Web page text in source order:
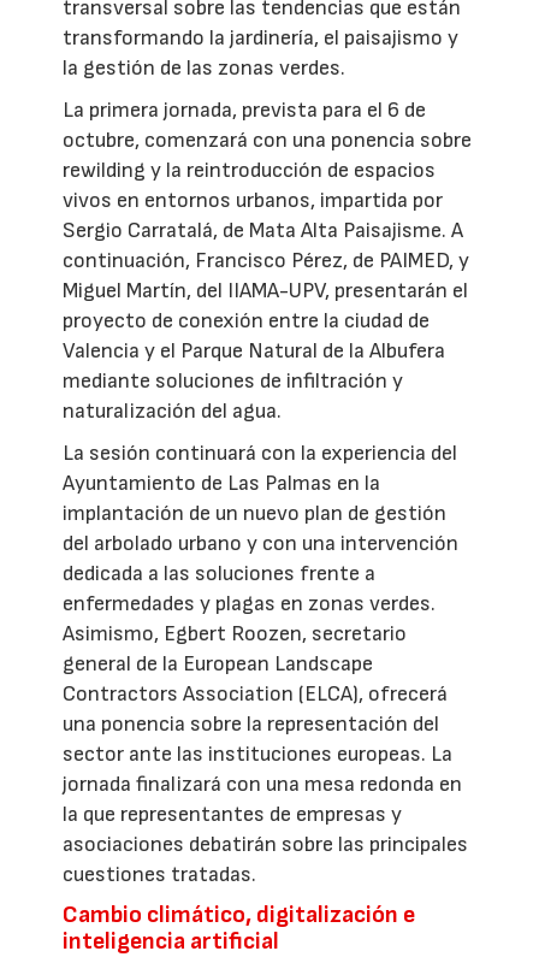
transversal sobre las tendencias que están
transformando la jardinería, el paisajismo y
la gestión de las zonas verdes.
La primera jornada, prevista para el 6 de
octubre, comenzará con una ponencia sobre
rewilding y la reintroducción de espacios
vivos en entornos urbanos, impartida por
Sergio Carratalá, de Mata Alta Paisajisme. A
continuación, Francisco Pérez, de PAIMED, y
Miguel Martín, del IIAMA-UPV, presentarán el
proyecto de conexión entre la ciudad de
Valencia y el Parque Natural de la Albufera
mediante soluciones de infiltración y
naturalización del agua.
La sesión continuará con la experiencia del
Ayuntamiento de Las Palmas en la
implantación de un nuevo plan de gestión
del arbolado urbano y con una intervención
dedicada a las soluciones frente a
enfermedades y plagas en zonas verdes.
Asimismo, Egbert Roozen, secretario
general de la European Landscape
Contractors Association (ELCA), ofrecerá
una ponencia sobre la representación del
sector ante las instituciones europeas. La
jornada finalizará con una mesa redonda en
la que representantes de empresas y
asociaciones debatirán sobre las principales
cuestiones tratadas.
Cambio climático, digitalización e
inteligencia artificial